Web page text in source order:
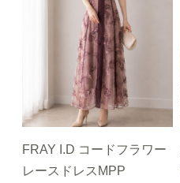
FRAY I.D コードフラワー
レースドレスMPP